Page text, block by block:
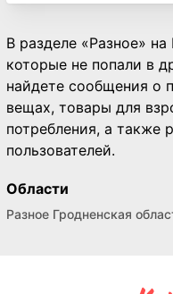
В разделе «Разное» на
которые не попали в
найдете сообщения о
вещах, товары для
потребления, а также
пользователей.
Области
Разное Гродненская